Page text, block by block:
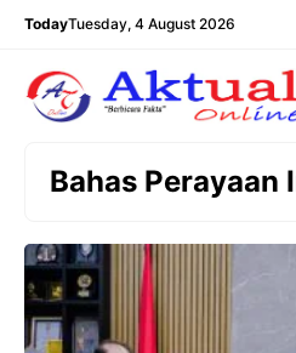
Langsung
TodayTuesday, 4 August 2026
Bahas Perayaan